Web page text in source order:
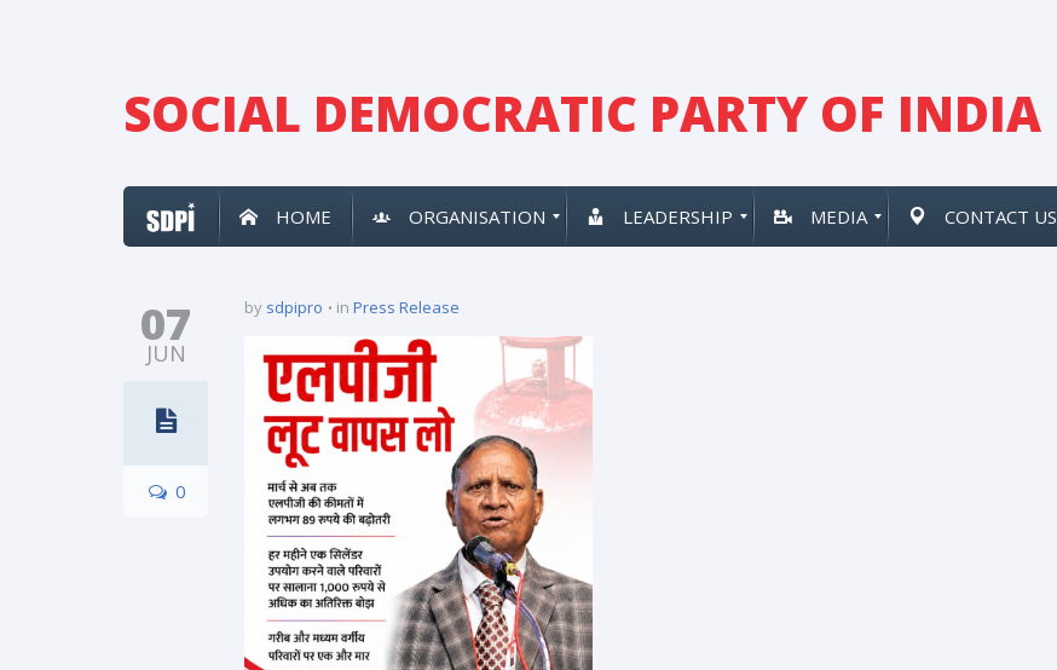
SOCIAL DEMOCRATIC PARTY OF INDIA
HOME ORGANISATION LEADERSHIP MEDIA CONTACT US
07
JUN
0
by sdpipro in Press Release